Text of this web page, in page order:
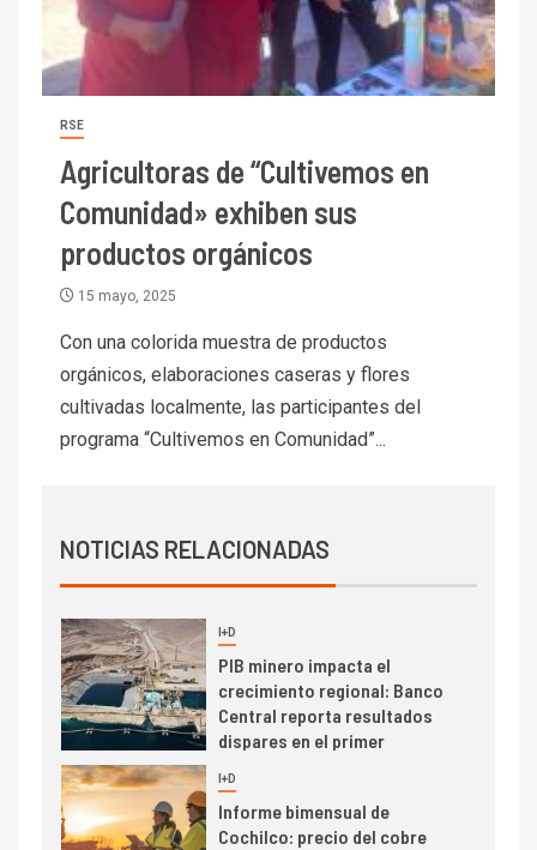
RSE
Agricultoras de “Cultivemos en
Comunidad» exhiben sus
productos orgánicos
15 mayo, 2025
Con una colorida muestra de productos
orgánicos, elaboraciones caseras y flores
cultivadas localmente, las participantes del
programa “Cultivemos en Comunidad”...
NOTICIAS RELACIONADAS
6.670 millones y mejora sus
indicadores financieros
I+D
camión 100% eléctrico para
transportar cátodos al Puerto
de San Antonio
2
I+D
3
PIB minero impacta el
crecimiento regional: Banco
4 I+D
alcanza máximos por escasez
de concentrados
5
Estudio revela cómo el precio
del cobre y educación superior
se relacionan en zonas
mineras
6 I+D